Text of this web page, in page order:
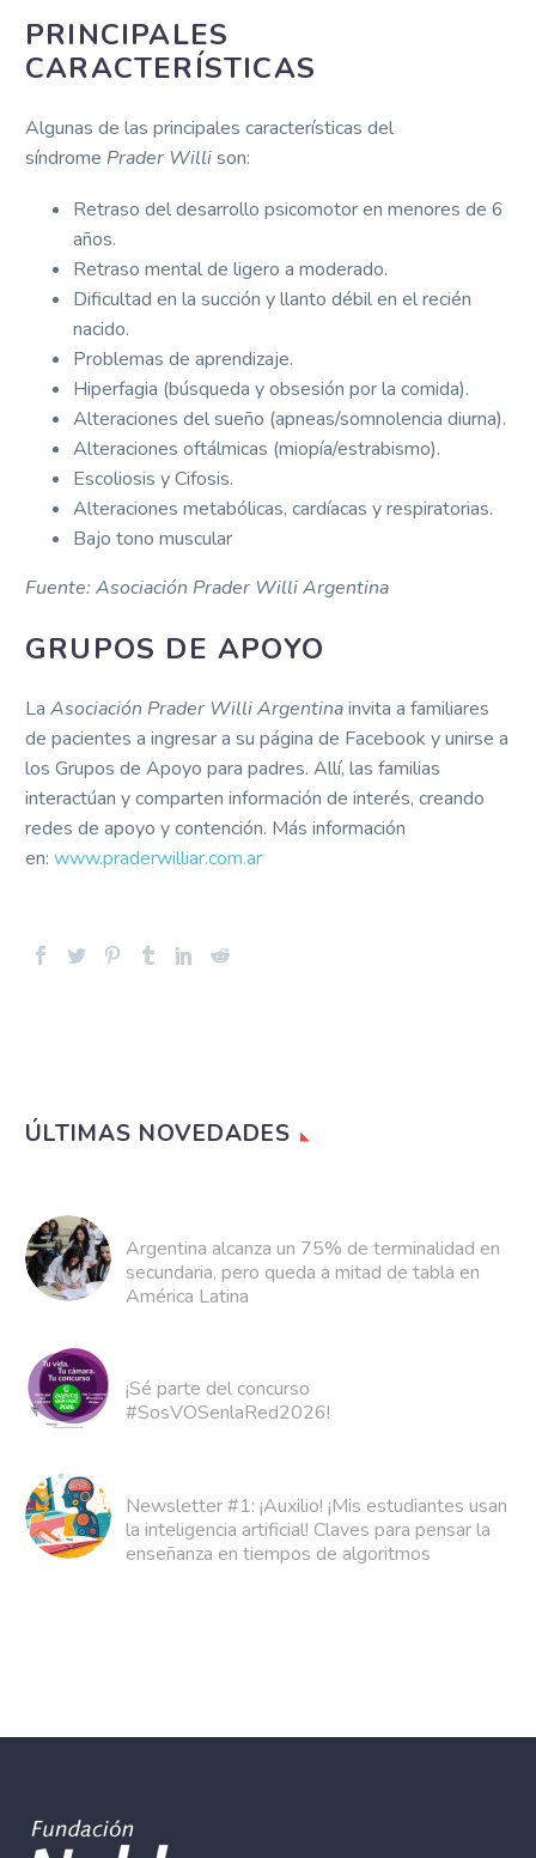
PRINCIPALES
CARACTERÍSTICAS
Algunas de las principales características del
síndrome Prader Willison:
Retraso del desarrollo psicomotor en menores de 6
años.
Retraso mental de ligero a moderado.
Dificultad en la succión y llanto débil en el recién
nacido.
Problemas de aprendizaje.
Hiperfagia (búsqueda y obsesión por la comida).
Alteraciones del sueño (apneas/somnolencia diurna).
Alteraciones oftálmicas (miopía/estrabismo).
Escoliosis y Cifosis.
Alteraciones metabólicas, cardíacas y respiratorias.
Bajo tono muscular
Fuente: Asociación Prader Willi Argentina
GRUPOS DE APOYO
La Asociación Prader Willi Argentinainvita a familiares
de pacientes a ingresar a su página de Facebook y unirse a
los Grupos de Apoyo para padres. Allí, las familias
interactúan y comparten información de interés, creando
redes de apoyo y contención. Más información
en: www.praderwilliar.com.ar
ÚLTIMAS NOVEDADES
Argentina alcanza un 75% de terminalidad en
secundaria, pero queda a mitad de tabla en
América Latina
¡Sé parte del concurso
#SosVOSenlaRed2026!
Newsletter #1: ¡Auxilio! ¡Mis estudiantes usan
la inteligencia artificial! Claves para pensar la
enseñanza en tiempos de algoritmos